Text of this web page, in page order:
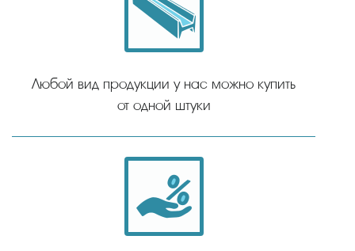
Любой вид продукции у нас можно купить
от одной штуки